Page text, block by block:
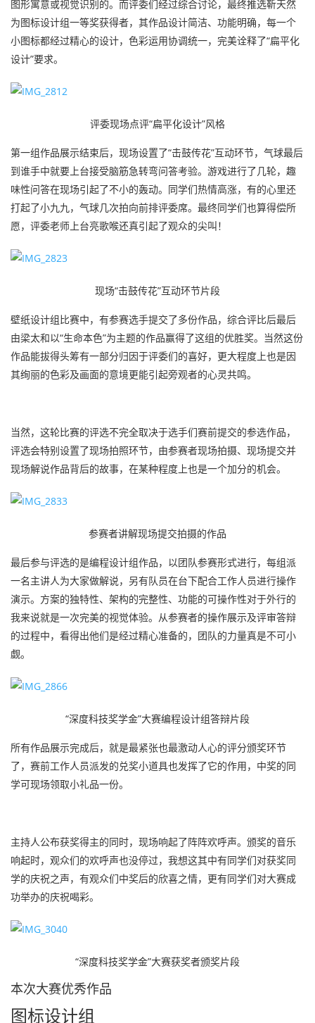
图形寓意或视觉识别的。而评委们经过综合讨论，最终推选靳天然
为图标设计组一等奖获得者，其作品设计简洁、功能明确，每一个
小图标都经过精心的设计，色彩运用协调统一，完美诠释了“扁平化
设计”要求。
评委现场点评“扁平化设计”风格
第一组作品展示结束后，现场设置了“击鼓传花”互动环节，气球最后
到谁手中就要上台接受脑筋急转弯问答考验。游戏进行了几轮，趣
味性问答在现场引起了不小的轰动。同学们热情高涨，有的心里还
打起了小九九，气球几次拍向前排评委席。最终同学们也算得偿所
愿，评委老师上台亮歌喉还真引起了观众的尖叫！
现场“击鼓传花”互动环节片段
壁纸设计组比赛中，有参赛选手提交了多份作品，综合评比后最后
由梁太和以“生命本色”为主题的作品赢得了这组的优胜奖。当然这份
作品能拔得头筹有一部分归因于评委们的喜好，更大程度上也是因
其绚丽的色彩及画面的意境更能引起旁观者的心灵共鸣。
当然，这轮比赛的评选不完全取决于选手们赛前提交的参选作品，
评选会特别设置了现场拍照环节，由参赛者现场拍摄、现场提交并
现场解说作品背后的故事，在某种程度上也是一个加分的机会。
参赛者讲解现场提交拍摄的作品
最后参与评选的是编程设计组作品，以团队参赛形式进行，每组派
一名主讲人为大家做解说，另有队员在台下配合工作人员进行操作
演示。方案的独特性、架构的完整性、功能的可操作性对于外行的
我来说就是一次完美的视觉体验。从参赛者的操作展示及评审答辩
的过程中，看得出他们是经过精心准备的，团队的力量真是不可小
觑。
“深度科技奖学金”大赛编程设计组答辩片段
所有作品展示完成后，就是最紧张也最激动人心的评分颁奖环节
了，赛前工作人员派发的兑奖小道具也发挥了它的作用，中奖的同
学可现场领取小礼品一份。
主持人公布获奖得主的同时，现场响起了阵阵欢呼声。颁奖的音乐
响起时，观众们的欢呼声也没停过，我想这其中有同学们对获奖同
学的庆祝之声，有观众们中奖后的欣喜之情，更有同学们对大赛成
功举办的庆祝喝彩。
“深度科技奖学金”大赛获奖者颁奖片段
本次大赛优秀作品
图标设计组